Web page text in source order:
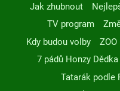
Jak zhubnout
TV program
Kdy budou volby
7 pádů Honzy Dědka
Tatarák podle